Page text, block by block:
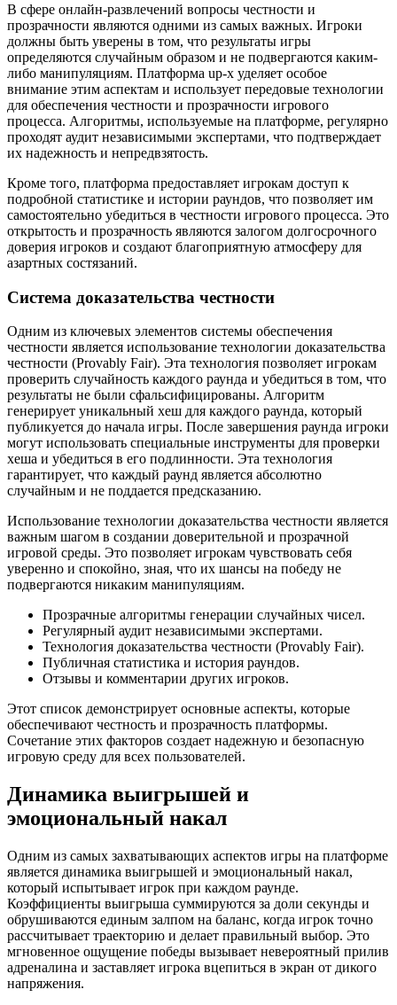
В сфере онлайн-развлечений вопросы честности и
прозрачности являются одними из самых важных. Игроки
должны быть уверены в том, что результаты игры
определяются случайным образом и не подвергаются каким-
либо манипуляциям. Платформа up-x уделяет особое
внимание этим аспектам и использует передовые технологии
для обеспечения честности и прозрачности игрового
процесса. Алгоритмы, используемые на платформе, регулярно
проходят аудит независимыми экспертами, что подтверждает
их надежность и непредвзятость.
Кроме того, платформа предоставляет игрокам доступ к
подробной статистике и истории раундов, что позволяет им
самостоятельно убедиться в честности игрового процесса. Это
открытость и прозрачность являются залогом долгосрочного
доверия игроков и создают благоприятную атмосферу для
азартных состязаний.
Система доказательства честности
Одним из ключевых элементов системы обеспечения
честности является использование технологии доказательства
честности (Provably Fair). Эта технология позволяет игрокам
проверить случайность каждого раунда и убедиться в том, что
результаты не были сфальсифицированы. Алгоритм
генерирует уникальный хеш для каждого раунда, который
публикуется до начала игры. После завершения раунда игроки
могут использовать специальные инструменты для проверки
хеша и убедиться в его подлинности. Эта технология
гарантирует, что каждый раунд является абсолютно
случайным и не поддается предсказанию.
Использование технологии доказательства честности является
важным шагом в создании доверительной и прозрачной
игровой среды. Это позволяет игрокам чувствовать себя
уверенно и спокойно, зная, что их шансы на победу не
подвергаются никаким манипуляциям.
Прозрачные алгоритмы генерации случайных чисел.
Регулярный аудит независимыми экспертами.
Технология доказательства честности (Provably Fair).
Публичная статистика и история раундов.
Отзывы и комментарии других игроков.
Этот список демонстрирует основные аспекты, которые
обеспечивают честность и прозрачность платформы.
Сочетание этих факторов создает надежную и безопасную
игровую среду для всех пользователей.
Динамика выигрышей и
эмоциональный накал
Одним из самых захватывающих аспектов игры на платформе
является динамика выигрышей и эмоциональный накал,
который испытывает игрок при каждом раунде.
Коэффициенты выигрыша суммируются за доли секунды и
обрушиваются единым залпом на баланс, когда игрок точно
рассчитывает траекторию и делает правильный выбор. Это
мгновенное ощущение победы вызывает невероятный прилив
адреналина и заставляет игрока вцепиться в экран от дикого
напряжения.